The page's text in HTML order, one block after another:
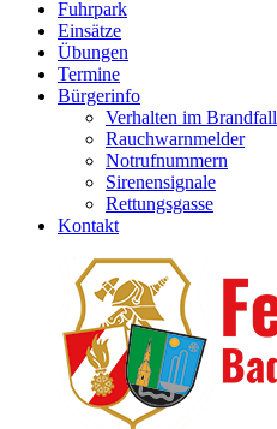
Fuhrpark
Einsätze
Übungen
Termine
Bürgerinfo
Verhalten im Brandfall
Rauchwarnmelder
Notrufnummern
Sirenensignale
Rettungsgasse
Kontakt